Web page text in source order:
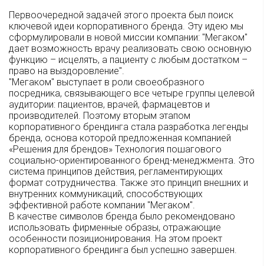
Первоочередной задачей этого проекта был поиск
ключевой идеи корпоративного бренда. Эту идею мы
сформулировали в новой миссии компании: "Мегаком"
дает возможность врачу реализовать свою основную
функцию – исцелять, а пациенту с любым достатком –
право на выздоровление".
"Мегаком" выступает в роли своеобразного
посредника, связывающего все четыре группы целевой
аудитории: пациентов, врачей, фармацевтов и
производителей. Поэтому вторым этапом
корпоративного брендинга стала разработка легенды
бренда, основа которой предложенная компанией
«Решения для брендов» Технология пошагового
социально-ориентированного бренд-менеджмента. Это
система принципов действия, регламентирующих
формат сотрудничества. Также это принцип внешних и
внутренних коммуникаций, способствующих
эффективной работе компании "Мегаком".
В качестве символов бренда было рекомендовано
использовать фирменные образы, отражающие
особенности позиционирования. На этом проект
корпоративного брендинга был успешно завершен.